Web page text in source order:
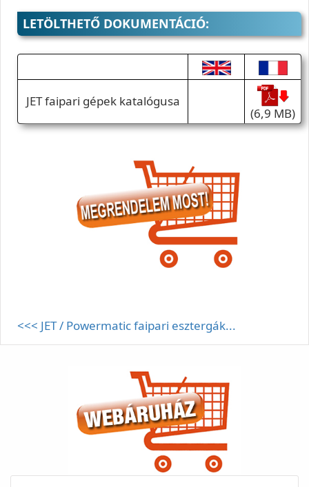
LETÖLTHETŐ DOKUMENTÁCIÓ:
JET faipari gépek katalógusa
(6,9 MB)
<<< JET / Powermatic faipari esztergák...